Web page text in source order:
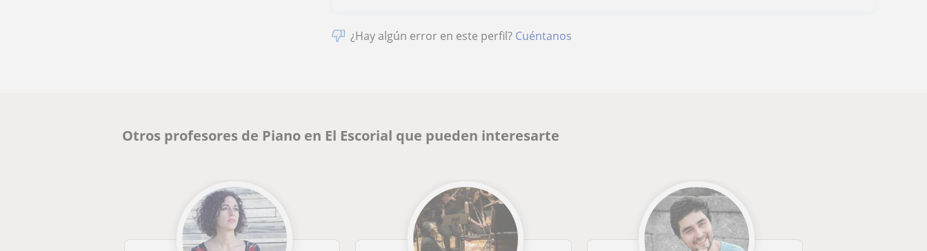
¿Hay algún error en este perfil? Cuéntanos
Otros profesores de Piano en El Escorial que pueden interesarte